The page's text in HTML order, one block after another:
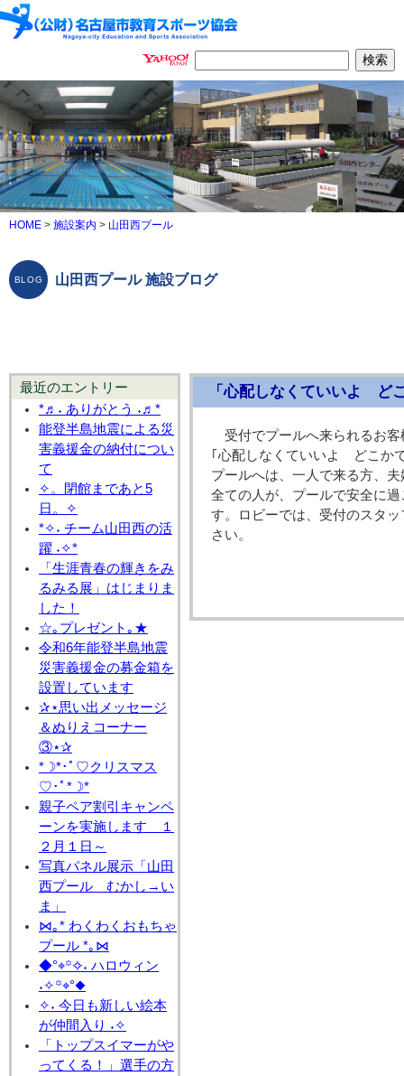
HOME > 施設案内 > 山田西プール
山田西プール 施設ブログ
最近のエントリー
*♬˖ ありがとう ˖♬*
能登半島地震による災
害義援金の納付につい
て
✧。閉館まであと5
日。✧
*✧˖ チーム山田西の活
躍 ˖✧*
「生涯青春の輝きをみ
るみる展」はじまりま
した！
☆｡プレゼント｡★
令和6年能登半島地震
災害義援金の募金箱を
設置しています
✰⋆思い出メッセージ
＆ぬりえコーナー
③⋆✰
*☽*･ﾟ♡クリスマス
♡･ﾟ*☽*
親子ペア割引キャンペ
ーンを実施します １
２月１日～
写真パネル展示「山田
西プール むかし→い
ま」
⋈｡* わくわくおもちゃ
プール *｡⋈
◆°⌖꙳✧˖ ハロウィン
˖✧꙳⌖°◆
✧˖ 今日も新しい絵本
が仲間入り ˖✧
「トップスイマーがや
ってくる！」選手の方
「心配しなくていいよ ど
受付でプールへ来られるお
｢心配しなくていいよ どこか
プールへは、一人で来る方、
全ての人が、プールで安全に
す。ロビーでは、受付のスタ
さい。